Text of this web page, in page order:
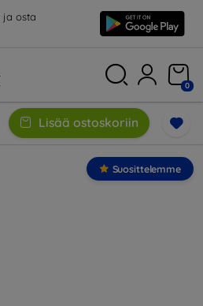
ja osta
0
Lisää ostoskoriin
Suosittelemme